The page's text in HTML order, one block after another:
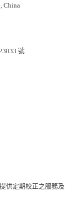
China
號
供定期校正之服務及